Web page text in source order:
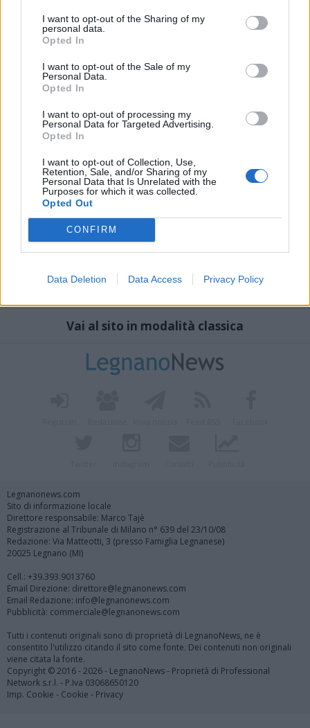
I want to opt-out of the Sharing of my
personal data.
Opted In
I want to opt-out of the Sale of my
Personal Data.
Opted In
I want to opt-out of processing my
Personal Data for Targeted Advertising.
Opted In
I want to opt-out of Collection, Use,
Retention, Sale, and/or Sharing of my
Personal Data that Is Unrelated with the
Purposes for which it was collected.
Opted Out
CONFIRM
Data Deletion Data Access Privacy Policy
commento esprime il pensiero dell'autore e non rappresenta la linea editoriale
di VareseNews.it, che rimane autonoma e indipendente. I messaggi inclusi nei
commenti non sono testi giornalistici, ma post inviati dai singoli lettori che
possono essere automaticamente pubblicati senza filtro preventivo. I commenti
Vai al sito in modalità classica
Legnanonews.com
Sito di informazione locale
Direttore responsabile: Marco Tajè
Registrazione al Tribunale di Milano n° 639 del 23/10/08
Redazione: Via Matteotti, 3 (presso Famiglia Legnanese)
20025 Legnano (MI)
Cell.: +39.393.9013760
Email Direzione: direttore@legnanonews.com
Email Redazione: info@legnanonews.com
Pubblicità: commerciale@legnanonews.com
Tutti i contenuti originali sono di proprietà di LegnanoNews, ne è
consentito l'utilizzo citando il sito come fonte. Dei contenuti non originali
viene citata la fonte.
Copyright © 2016 - 2026 - LegnanoNews - Proprietà di Professional
Network s.r.l. - P.Iva 03068650120
Imp. Cookie - Cookie - Privacy